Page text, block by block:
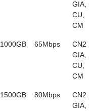
GIA,
CU,
CM
1000GB 65Mbps
CN2
GIA,
CU,
CM
1500GB 80Mbps
CN2
GIA,